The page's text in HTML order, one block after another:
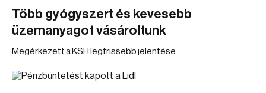
Több gyógyszert és kevesebb
üzemanyagot vásároltunk
Megérkezett a KSH legfrissebb jelentése.